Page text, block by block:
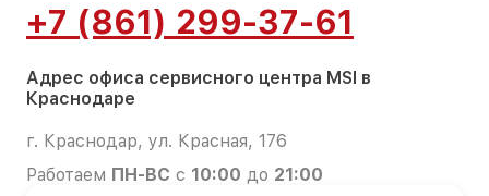
+7 (861) 299-37-61
Адрес офиса сервисного центра MSI в
Краснодаре
г. Краснодар, ул. Красная, 176
Работаем ПН-ВС с 10:00 до 21:00